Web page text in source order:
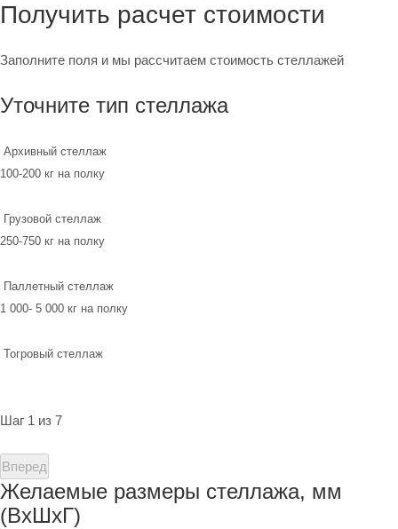
Получить расчет стоимости
Заполните поля и мы рассчитаем стоимость стеллажей
Уточните тип стеллажа
Архивный стеллаж
100-200 кг на полку
Грузовой стеллаж
250-750 кг на полку
Паллетный стеллаж
1 000- 5 000 кг на полку
Тогровый стеллаж
Шаг 1 из 7
Вперед
Желаемые размеры стеллажа, мм
(ВхШхГ)